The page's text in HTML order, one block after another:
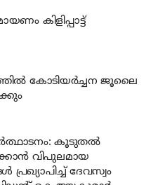
കിളിപ്പാട്ട്
കോടിയര്‍ച്ചന ജൂലൈ
കൂടുതല്‍
വിപുലമായ
പ്രഖ്യാപിച്ച് ദേവസ്വം